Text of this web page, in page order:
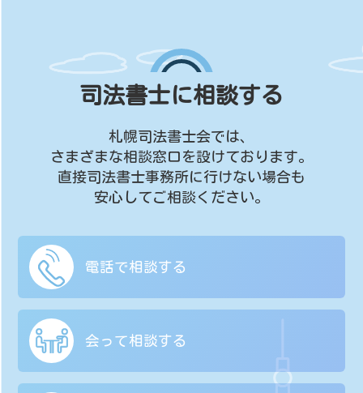
司法書士に相談する
札幌司法書士会では、
さまざまな相談窓口を設けております。
直接司法書士事務所に行けない場合も
安心してご相談ください。
電話で相談する
会って相談する